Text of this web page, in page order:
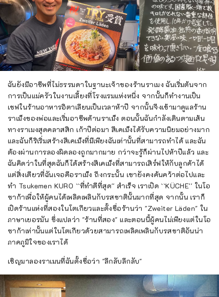
ฉันยังมีอาชีพที่ไม่ธรรมดาในฐานะเจ้าของร้านราเมง ฉันเริ่มต้นจาก
การเป็นแม่ครัวในงานเลี้ยงที่โรงแรมแห่งหนึ่ง จากนั้นก็ทำงานเป็น
เชฟในร้านอาหารอิตาเลียนเป็นเวลาห้าปี จากนั้นจึงเข้ามาดูแลร้าน
ราเม็งของพ่อและเริ่มอาชีพด้านราเม็ง ตอนนั้นฉันกำลังเดินตามเส้น
ทางราเมงสุดคลาสสิก เก้าปีต่อมา สึเคเม็งได้รับความนิยมอย่างมาก
และฉันก็ริเริ่มสร้างสึเคเม็งที่มีเพียงฉันเท่านั้นที่สามารถทำได้ และฉัน
ต้องผ่านการลองผิดลองถูกมากมาย กว่าจะรู้ก็ผ่านไปห้าปีแล้ว และ
ฉันคิดว่าในที่สุดฉันก็ได้สร้างสึเคเม็งที่สามารถเสิร์ฟให้กับลูกค้าได้
แต่สิ่งเดียวที่ฉันเจอคือราเม็ง ถึงกระนั้น เขายังคงค้นคว้าต่อไปและ
ทำ Tsukemen KURO ``ที่ทำดีที่สุด'' สำเร็จ เราเปิด ``KÜCHE'' ในโอ
ซาก้าเพื่อให้ผู้คนได้เพลิดเพลินกับรสชาตินั้นมากที่สุด จากนั้น เราก็
เปิดร้านแห่งที่สองในโตเกียวและตั้งชื่อร้านว่า "Zweiter Läden" ใน
ภาษาเยอรมัน ซึ่งแปลว่า "ร้านที่สอง" และตอนนี้ผู้คนไม่เพียงแต่ในโอ
ซาก้าเท่านั้นแต่ในโตเกียวด้วยสามารถเพลิดเพลินกับรสชาติอันน่า
ภาคภูมิใจของเราได้
เชิญมาลองราเมนที่ฉันตั้งชื่อว่า "ลึกลับลึกลับ"